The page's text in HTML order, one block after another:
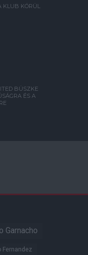
KLUB KÖRÜL
BÜSZKE
ÉS A
Garnacho
Fernandez